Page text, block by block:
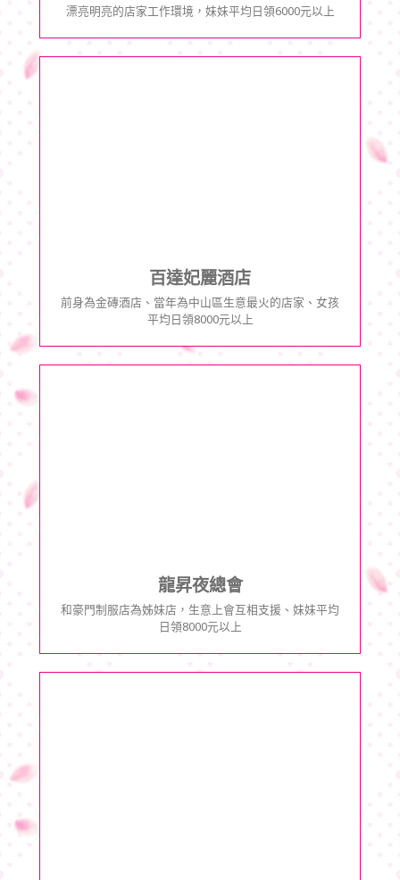
漂亮明亮的店家工作環境，妹妹平均日領6000元以上
百達妃麗酒店
前身為金磚酒店、當年為中山區生意最火的店家、女孩
平均日領8000元以上
龍昇夜總會
和豪門制服店為姊妹店，生意上會互相支援、妹妹平均
日領8000元以上